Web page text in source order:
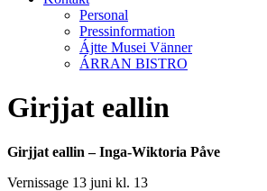
Personal
Pressinformation
Ájtte Musei Vänner
ÁRRAN BISTRO
Girjjat eallin
Girjjat eallin – Inga-Wiktoria Påve
Vernissage 13 juni kl. 13